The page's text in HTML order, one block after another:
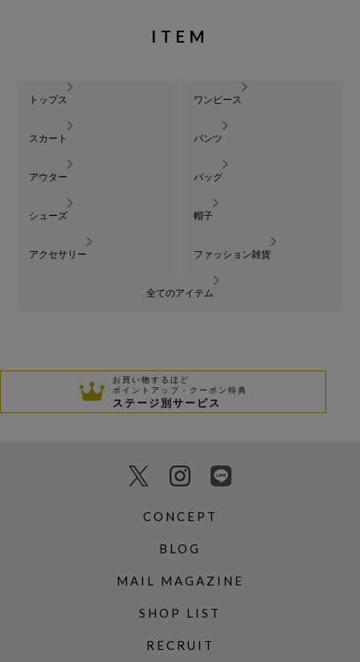
ITEM
トップス ワンピース
スカート パンツ
アウター バッグ
シューズ 帽子
アクセサリー ファッション雑貨
全てのアイテム
お買い物するほど
ポイントアップ・クーポン特典
ステージ別サービス
CONCEPT
BLOG
MAIL MAGAZINE
SHOP LIST
RECRUIT